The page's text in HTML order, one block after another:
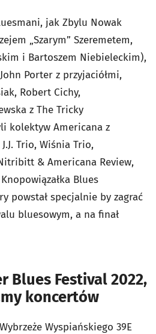
jak Zbylu Nowak
„Szarym” Szeremetem,
i Bartoszem Niebieleckim),
Porter z przyjaciółmi,
Robert Cichy,
z The Tricky
kolektyw Americana z
Trio, Wiśnia Trio,
& Americana Review,
Blues
powstał specjalnie by zagrać
bluesowym, a na finał
Blues Festival 2022,
koncertów
Wyspiańskiego 39E